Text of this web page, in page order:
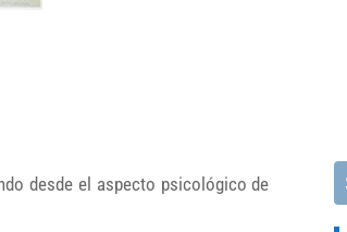
desde el aspecto psicológico de